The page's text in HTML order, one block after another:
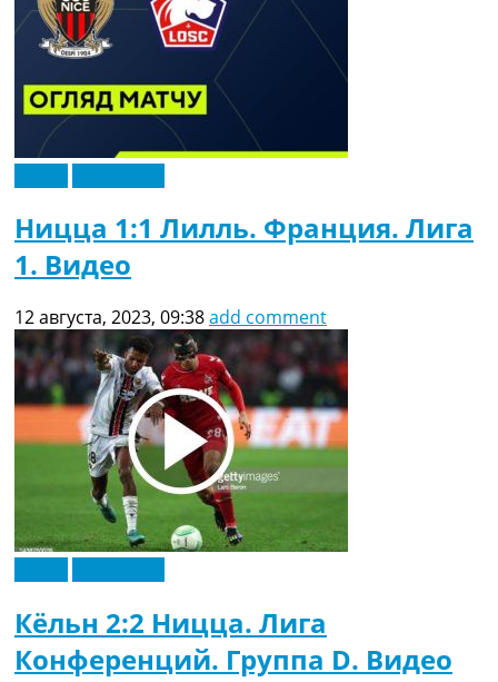
Ницца 1:1 Лилль. Франция. Лига
1. Видео
12 августа, 2023, 09:38add comment
Кёльн 2:2 Ницца. Лига
Конференций. Группа D. Видео